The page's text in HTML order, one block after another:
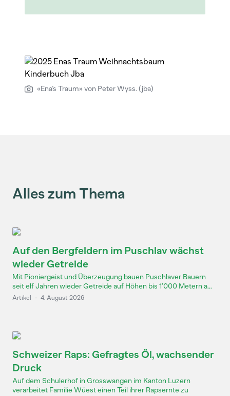
«Ena’s Traum» von Peter Wyss. (jba)
Alles zum Thema
Auf den Bergfeldern im Puschlav wächst
wieder Getreide
Mit Pioniergeist und Überzeugung bauen Puschlaver Bauern
seit elf Jahren wieder Getreide auf Höhen bis 1’000 Metern a...
Artikel · 4. August 2026
Schweizer Raps: Gefragtes Öl, wachsender
Druck
Auf dem Schulerhof in Grosswangen im Kanton Luzern
verarbeitet Familie Wüest einen Teil ihrer Rapsernte zu